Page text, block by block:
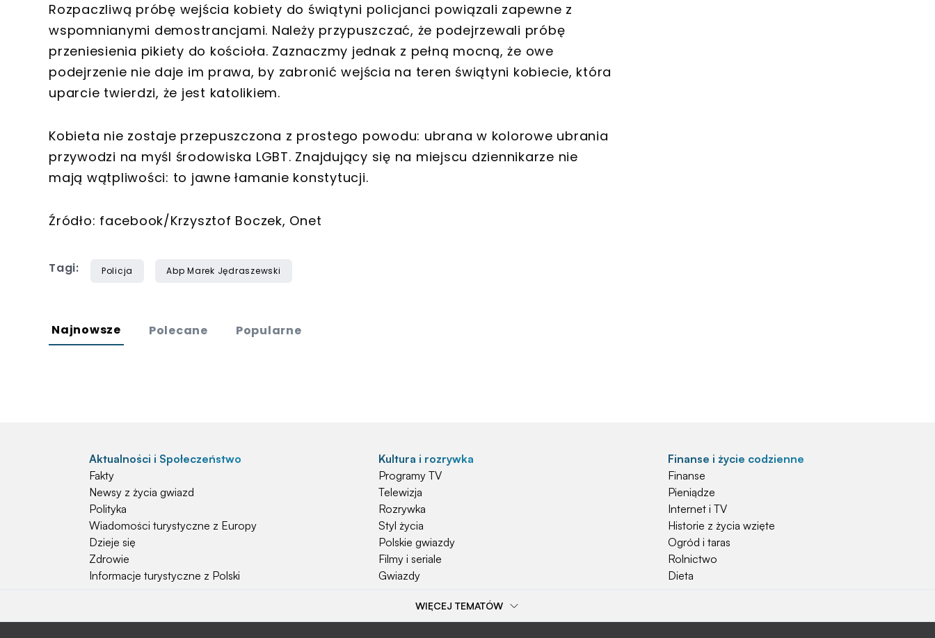
Rozpaczliwą próbę wejścia kobiety do świątyni policjanci powiązali zapewne z
wspomnianymi demostrancjami. Należy przypuszczać, że podejrzewali próbę
przeniesienia pikiety do kościoła. Zaznaczmy jednak z pełną mocną, że owe
podejrzenie nie daje im prawa, by zabronić wejścia na teren świątyni kobiecie, która
uparcie twierdzi, że jest katolikiem.
Kobieta nie zostaje przepuszczona z prostego powodu: ubrana w kolorowe ubrania
przywodzi na myśl środowiska LGBT. Znajdujący się na miejscu dziennikarze nie
mają wątpliwości: to jawne łamanie konstytucji.
Źródło: facebook/Krzysztof Boczek, Onet
Tagi: Policja Abp Marek Jędraszewski
Najnowsze Polecane Popularne
Aktualności i Społeczeństwo
Fakty
Newsy z życia gwiazd
Polityka
Wiadomości turystyczne z Europy
Dzieje się
Zdrowie
Informacje turystyczne z Polski
Kultura i rozrywka
Programy TV
Telewizja
Rozrywka
Styl życia
Polskie gwiazdy
Filmy i seriale
Gwiazdy
Finanse i życie codzienne
Finanse
Pieniądze
Internet i TV
Historie z życia wzięte
Ogród i taras
Rolnictwo
Dieta
Natura i Hobby
Popularne tematy
Najchętniej czytane
WIĘCEJ TEMATÓW